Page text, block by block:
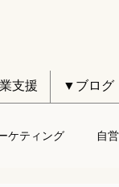
支援 ▼ブログ
ケティング 自